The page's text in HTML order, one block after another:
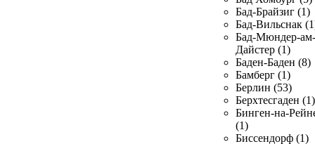
Бад-Брайзиг (1)
Бад-Вильснак
Бад-Мюндер-ам-
Дайстер (1)
Баден-Баден (8)
Бамберг (1)
Берлин (53)
Берхтесгаден (1)
Бинген-на-
(1)
Биссендорф (1)